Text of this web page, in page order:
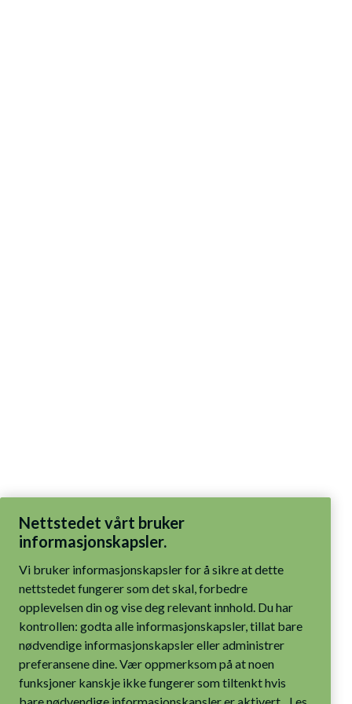
Nettstedet vårt bruker
informasjonskapsler.
nettstedet fungerer som det skal, forbedre
opplevelsen din og vise deg relevant innhold. Du har
kontrollen: godta alle informasjonskapsler, tillat bare
nødvendige informasjonskapsler eller administrer
preferansene dine. Vær oppmerksom på at noen
funksjoner kanskje ikke fungerer som tiltenkt hvis
bare nødvendige informasjonskapsler er aktivert.